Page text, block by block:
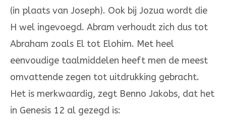
(in plaats van Joseph). Ook bij Jo­zua wordt die
H wel ingevoegd. Abram verhoudt zich dus tot
Abraham zo­als El tot Elohim. Met heel
eenvoudige taalmiddelen heeft men de meest
omvattende zegen tot uit­drukking gebracht.
Het is merkwaardig, zegt Ben­no Jakobs, dat het
in Genesis 12 al gezegd is: